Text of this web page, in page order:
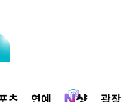
츠 연예 광장